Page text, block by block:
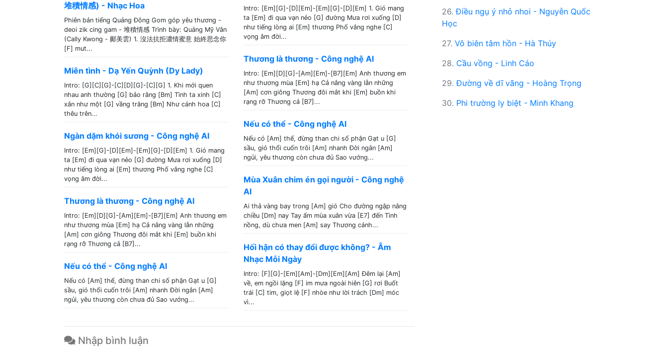
堆積情感) - Nhạc Hoa
Phiên bản tiếng Quảng Đông Gom góp yêu thương -
deoi zik cing gam - 堆積情感 Trình bày: Quảng Mỹ Vân
(Cally Kwong - 鄺美雲) 1. 沒法抗拒濃情蜜意 始終思念你
[F] mut...
Miên tình - Dạ Yến Quỳnh (Dy Lady)
Intro: [G][C][G]-[C][D][G]-[C][G] 1. Khi mới quen
nhau anh thường [G] bảo rằng [Bm] Tình ta xinh [C]
xắn như một [G] vầng trăng [Bm] Như cánh hoa [C]
thêu trên...
Ngàn dặm khói sương - Công nghệ AI
Intro: [Em][G]-[D][Em]-[Em][G]-[D][Em] 1. Gió mang
ta [Em] đi qua vạn nẻo [G] đường Mưa rơi xuống [D]
như tiếng lòng ai [Em] thương Phố vắng nghe [C]
vọng âm đời...
Thương là thương - Công nghệ AI
Intro: [Em][D][G]-[Am][Em]-[B7][Em] Anh thương em
như thương mùa [Em] hạ Cả nắng vàng lẫn những
[Am] cơn giông Thương đôi mắt khi [Em] buồn khi
rạng rỡ Thương cả [B7]...
Nếu có thể - Công nghệ AI
Nếu có [Am] thể, đừng than chi số phận Gạt u [G]
sầu, gió thổi cuốn trôi [Am] nhanh Đời ngắn [Am]
ngủi, yêu thương còn chưa đủ Sao vướng...
Intro: [Em][G]-[D][Em]-[Em][G]-[D][Em] 1. Gió mang
ta [Em] đi qua vạn nẻo [G] đường Mưa rơi xuống [D]
như tiếng lòng ai [Em] thương Phố vắng nghe [C]
vọng âm đời...
Thương là thương - Công nghệ AI
Intro: [Em][D][G]-[Am][Em]-[B7][Em] Anh thương em
như thương mùa [Em] hạ Cả nắng vàng lẫn những
[Am] cơn giông Thương đôi mắt khi [Em] buồn khi
rạng rỡ Thương cả [B7]...
Nếu có thể - Công nghệ AI
Nếu có [Am] thể, đừng than chi số phận Gạt u [G]
sầu, gió thổi cuốn trôi [Am] nhanh Đời ngắn [Am]
ngủi, yêu thương còn chưa đủ Sao vướng...
Mùa Xuân chim én gọi người - Công nghệ
AI
Ai thả vàng bay trong [Am] gió Cho đường ngập nắng
chiều [Dm] nay Tay ấm mùa xuân vừa [E7] đến Tình
nồng, dù chưa men [Am] say Thương cánh...
Hối hận có thay đổi được không? - Âm
Nhạc Mỗi Ngày
Intro: [F][G]-[Em][Am]-[Dm][Em][Am] Đêm lại [Am]
về, em ngồi lặng [F] im mưa ngoài hiên [G] rơi Buốt
trái [C] tim, giọt lệ [F] nhòe như lời trách [Dm] móc
vì...
Nhập bình luận
26.Điều ngụ ý nhỏ nhoi - Nguyễn Quốc
Học
27. Vô biên tâm hồn - Hà Thúy
28. Cầu vồng - Linh Cáo
29.Đường về dĩ vãng - Hoàng Trọng
30. Phi trường ly biệt - Minh Khang